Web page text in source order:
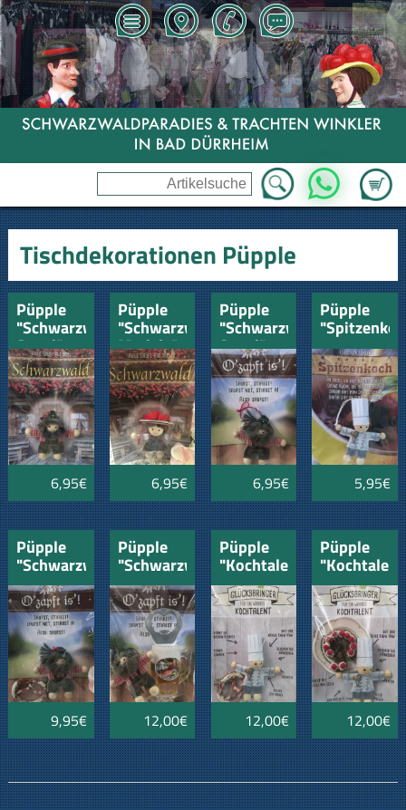
Zum
WhatsApp
Tischdekorationen Püpple
Püpple
"Schwarzwald
Seppi"
6,95€
Püpple
"Schwarzwald
Mariele"
6,95€
Püpple
"Schwarzwald
Seppi"
O`zapft
is`
6,95€
Püpple
5,95€
Püpple
"Schwarzwald
Seppi"
mit
Festtagsbrezel
9,95€
Püpple
"Schwarzwald
Seppi"
mit
Flaschenöffner
Bierglas
12,00€
Püpple
"Kochtalent"
mit
Brezel
12,00€
Püpple
mit
Kirschtorte
12,00€